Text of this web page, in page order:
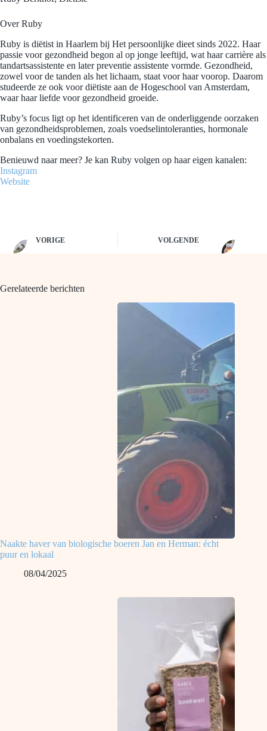
Over Ruby
Ruby is diëtist in Haarlem bij Het persoonlijke dieet sinds 2022. Haar
passie voor gezondheid begon al op jonge leeftijd, wat haar carrière als
tandartsassistente en later preventie assistente vormde. Gezondheid,
zowel voor de tanden als het lichaam, staat voor haar voorop. Daarom
studeerde ze ook voor diëtiste aan de Hogeschool van Amsterdam,
waar haar liefde voor gezondheid groeide.
Ruby’s focus ligt op het identificeren van de onderliggende oorzaken
van gezondheidsproblemen, zoals voedselintoleranties, hormonale
onbalans en voedingstekorten.
Benieuwd naar meer? Je kan Ruby volgen op haar eigen kanalen:
Instagram
Website
VORIGE VOLGENDE
Gerelateerde berichten
Naakte haver van biologische boeren Jan en Herman: écht
puur en lokaal
08/04/2025